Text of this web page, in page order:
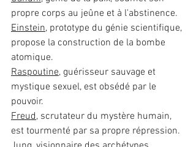
propre corps au jeûne et à l'abstinence.
Einstein, prototype du génie scientifique,
propose la construction de la bombe
atomique.
Raspoutine, guérisseur sauvage et
mystique sexuel, est obsédé par le
pouvoir.
Freud, scrutateur du mystère humain,
est tourmenté par sa propre répression.